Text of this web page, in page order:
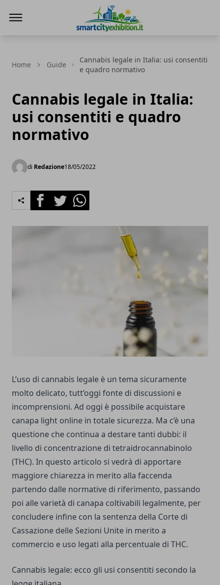
Home Guide
Cannabis legale in Italia: usi consentiti
e quadro normativo
Cannabis legale in Italia:
usi consentiti e quadro
normativo
di Redazione18/05/2022
FacebookTwitterWhatsapp
L’uso di cannabis legale è un tema sicuramente
molto delicato, tutt’oggi fonte di discussioni e
incomprensioni. Ad oggi è possibileacquistare
canapa light online in totale sicurezza. Ma c’è una
questione che continua a destare tanti dubbi: il
livello di concentrazione di tetraidrocannabinolo
(THC). In questo articolo si vedrà di apportare
maggiore chiarezza in merito alla faccenda
partendo dalle normative di riferimento, passando
poi alle varietà di canapa coltivabili legalmente, per
concludere infine con la sentenza della Corte di
Cassazione delle Sezioni Unite in merito a
commercio e uso legati alla percentuale di THC.
Cannabis legale: ecco gli usi consentiti secondo la